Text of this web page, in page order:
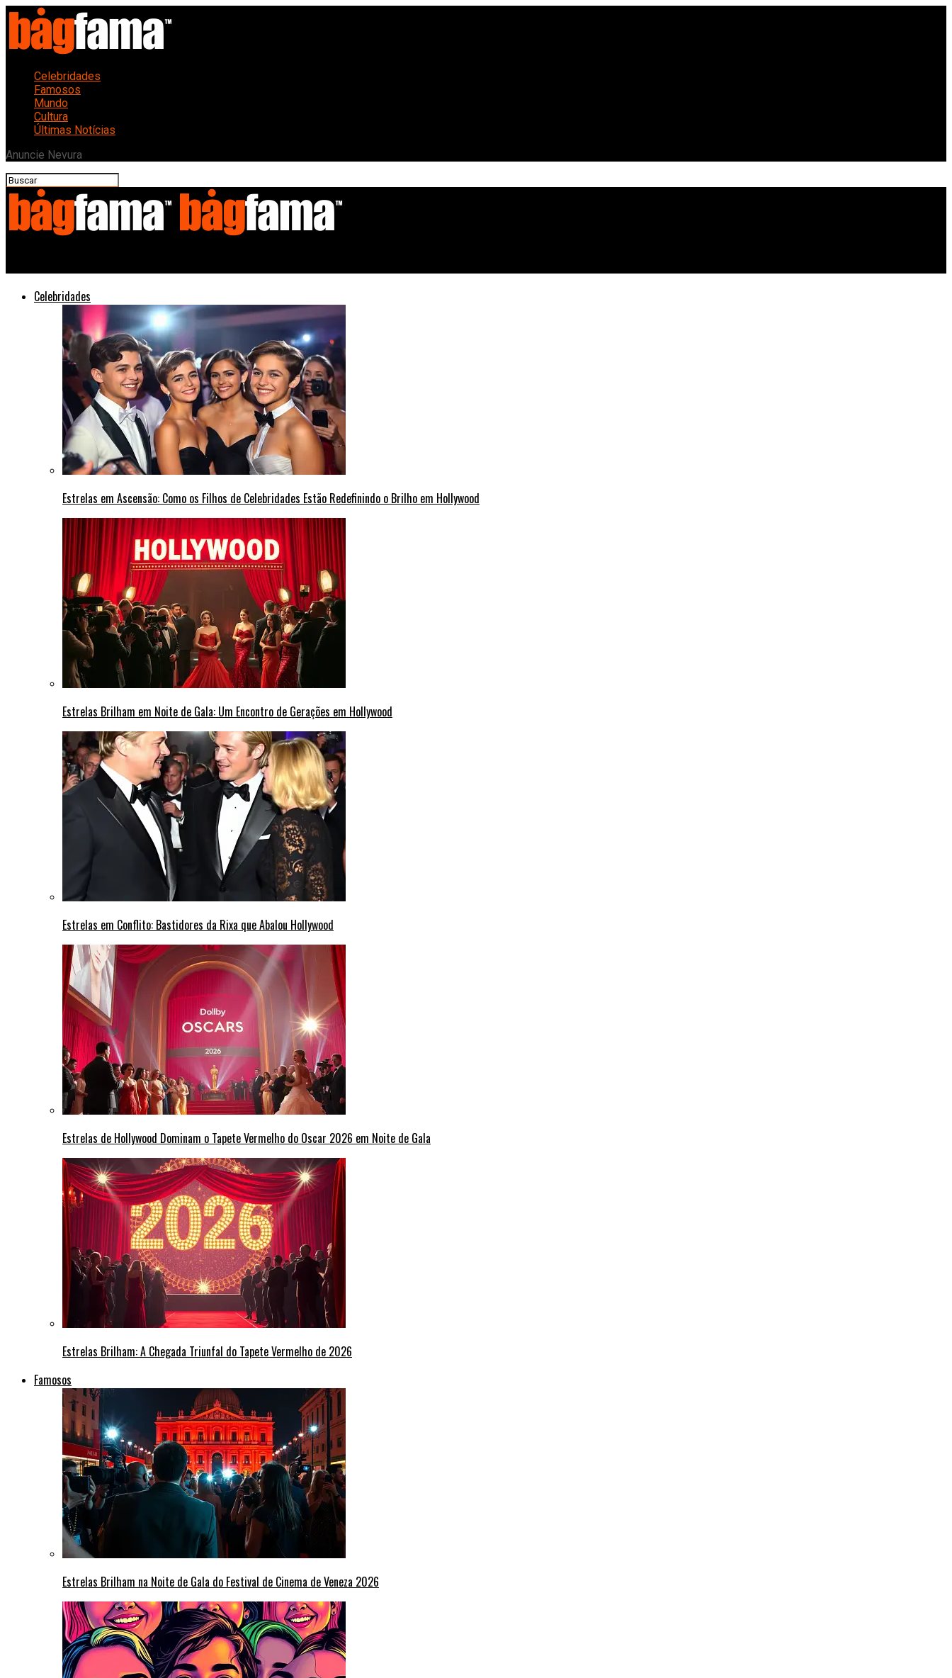
Celebridades
Famosos
Mundo
Cultura
Últimas Notícias
Anuncie Nevura
Celebridades
Estrelas em Ascensão: Como os Filhos de Celebridades Estão Redefinindo o Brilho em Hollywood
Estrelas Brilham em Noite de Gala: Um Encontro de Gerações em Hollywood
Estrelas em Conflito: Bastidores da Rixa que Abalou Hollywood
Estrelas de Hollywood Dominam o Tapete Vermelho do Oscar 2026 em Noite de Gala
Estrelas Brilham: A Chegada Triunfal do Tapete Vermelho de 2026
Famosos
Estrelas Brilham na Noite de Gala do Festival de Cinema de Veneza 2026